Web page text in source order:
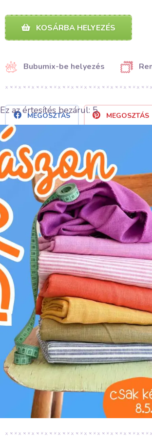
KOSÁRBA HELYEZÉS
Bubumix-be helyezés
MEGOSZTÁS MEGOSZTÁS
Kategória: Rövidáru és kellékek
Gyártó: Bubulákovo s.r.o
Összetétel: 100%CO
Szélesség: 4 cm
Téma: Egyszínű
Szín: kék
Fedezze fel a Pamut heveder 4 cm aqua
készült heveder kiváló választás
vágynak. Az élénk, friss aqua kék szín
könnyedén beilleszthető modern és
garantálják a légáteresztést és a bőrbarát
sokoldalú: ideális táskapántok, övek,
például párnák, takarók vagy ruhák
kölcsönöz, kiemelve a heveder
élettartamú, így biztosítva a projektek
Ez az értesítés bezárul: 4